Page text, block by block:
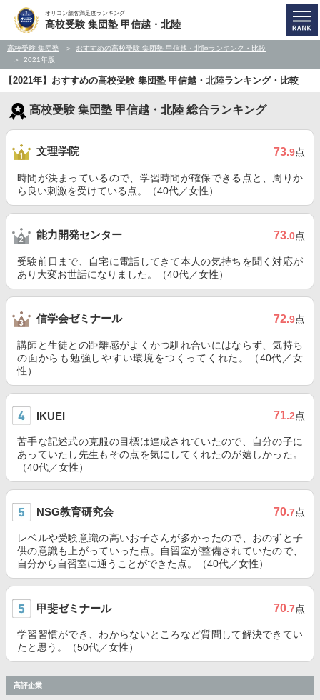
オリコン顧客満足度ランキング
高校受験 集団塾 甲信越・北陸
高校受験 集団塾
おすすめの高校受験 集団塾 甲信越・北陸ランキング・比較
2021年版
【2021年】おすすめの高校受験 集団塾 甲信越・北陸ランキング・比較
高校受験 集団塾 甲信越・北陸 総合ランキング
文理学院 73.9点
時間が決まっているので、学習時間が確保できる点と、周りか
ら良い刺激を受けている点。（40代／女性）
能力開発センター 73.0点
受験前日まで、自宅に電話してきて本人の気持ちを聞く対応が
あり大変お世話になりました。（40代／女性）
信学会ゼミナール 72.9点
講師と生徒との距離感がよくかつ馴れ合いにはならず、気持ち
の面からも勉強しやすい環境をつくってくれた。（40代／女
性）
IKUEI 71.2点
苦手な記述式の克服の目標は達成されていたので、自分の子に
あっていたし先生もその点を気にしてくれたのが嬉しかった。
（40代／女性）
NSG教育研究会 70.7点
レベルや受験意識の高いお子さんが多かったので、おのずと子
供の意識も上がっていった点。自習室が整備されていたので、
自分から自習室に通うことができた点。（40代／女性）
甲斐ゼミナール 70.7点
学習習慣ができ、わからないところなど質問して解決できてい
たと思う。（50代／女性）
高評企業